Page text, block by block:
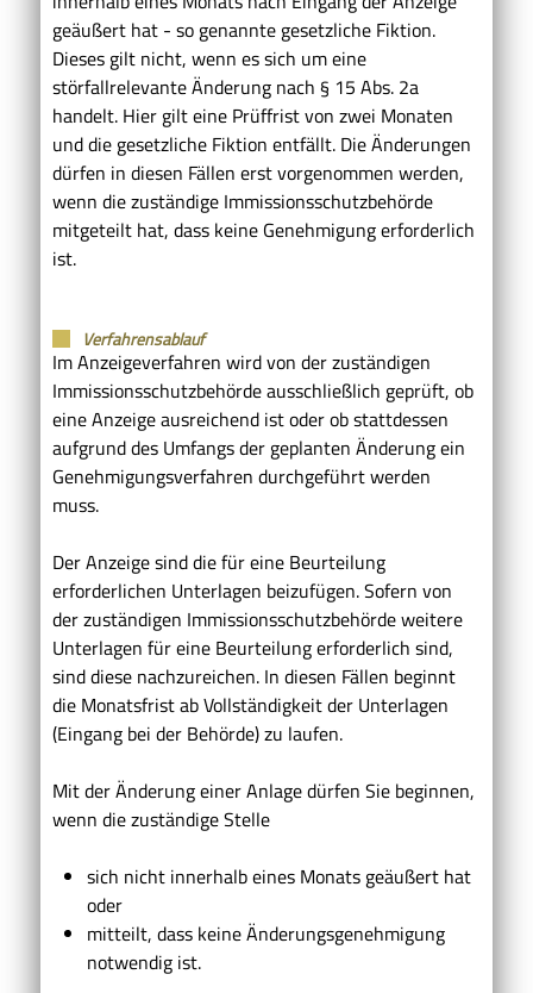
geäußert hat - so genannte gesetzliche Fiktion.
Dieses gilt nicht, wenn es sich um eine
störfallrelevante Änderung nach § 15 Abs. 2a
handelt. Hier gilt eine Prüffrist von zwei Monaten
und die gesetzliche Fiktion entfällt. Die Änderungen
dürfen in diesen Fällen erst vorgenommen werden,
wenn die zuständige Immissionsschutzbehörde
mitgeteilt hat, dass keine Genehmigung erforderlich
ist.
Verfahrensablauf
Im Anzeigeverfahren wird von der zuständigen
Immissionsschutzbehörde ausschließlich geprüft, ob
eine Anzeige ausreichend ist oder ob stattdessen
aufgrund des Umfangs der geplanten Änderung ein
Genehmigungsverfahren durchgeführt werden
muss.
Der Anzeige sind die für eine Beurteilung
erforderlichen Unterlagen beizufügen. Sofern von
der zuständigen Immissionsschutzbehörde weitere
Unterlagen für eine Beurteilung erforderlich sind,
sind diese nachzureichen. In diesen Fällen beginnt
die Monatsfrist ab Vollständigkeit der Unterlagen
(Eingang bei der Behörde) zu laufen.
Mit der Änderung einer Anlage dürfen Sie beginnen,
wenn die zuständige Stelle
sich nicht innerhalb eines Monats geäußert hat
oder
mitteilt, dass keine Änderungsgenehmigung
notwendig ist.